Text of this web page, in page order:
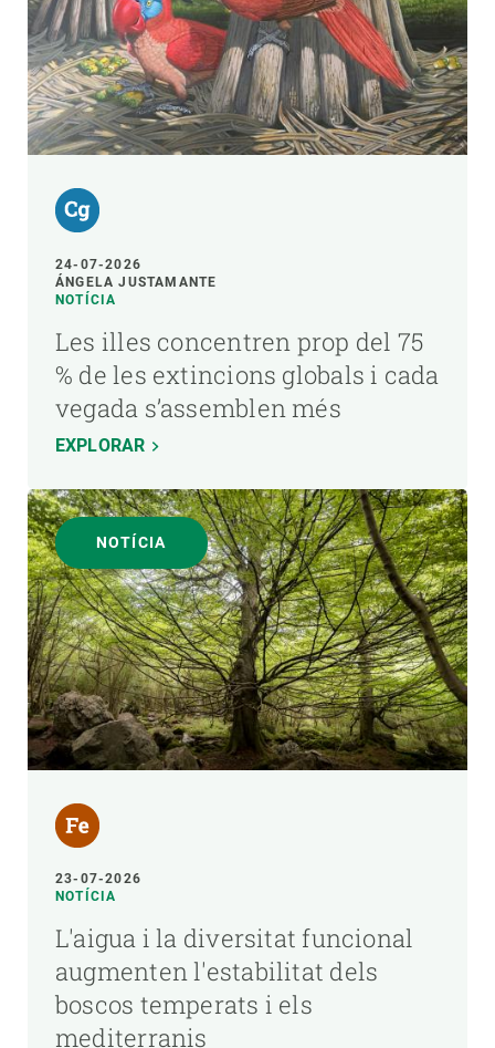
24-07-2026
ÁNGELA JUSTAMANTE
NOTÍCIA
Les illes concentren prop del 75
% de les extincions globals i cada
vegada s’assemblen més
EXPLORAR
NOTÍCIA
23-07-2026
NOTÍCIA
L'aigua i la diversitat funcional
augmenten l'estabilitat dels
boscos temperats i els
mediterranis